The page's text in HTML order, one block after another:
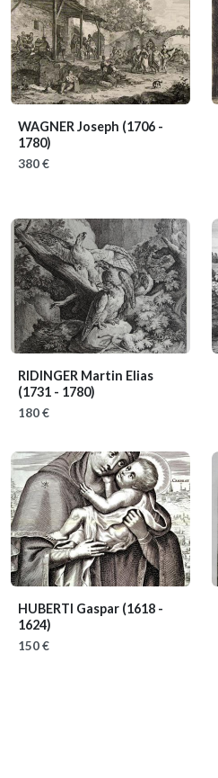
WAGNER Joseph (1706 -
1780)
380 €
RIDINGER Martin Elias
(1731 - 1780)
180 €
HUBERTI Gaspar (1618 -
1624)
150 €